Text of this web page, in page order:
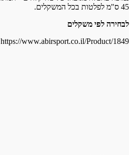
45 ס"מ לפלטות בכל המשקלים.
לבחירה לפי משקלים
https://www.abirsport.co.il/Product/1849